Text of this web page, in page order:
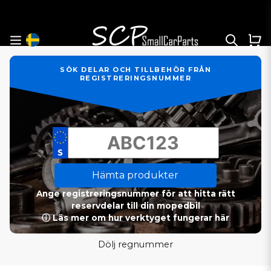
SÖK DELAR OCH TILLBEHÖR FRÅN
REGISTRERINGSNUMMER
Hämta produkter
Ange registreringsnummer för att hitta rätt
reservdelar till din mopedbil
ⓘ Läs mer om hur verktyget fungerar här
Dölj regnummer